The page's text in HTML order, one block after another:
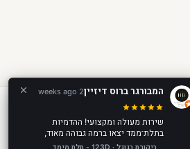
המבורגר ברוס דיזיין2 weeks ago
שירות מעולה ומקצועי! ההדמיות
בתלת־ממד יצאו ברמה גבוהה מאוד,
מציאותיות ומדויקות, ועזרו לנו להציג